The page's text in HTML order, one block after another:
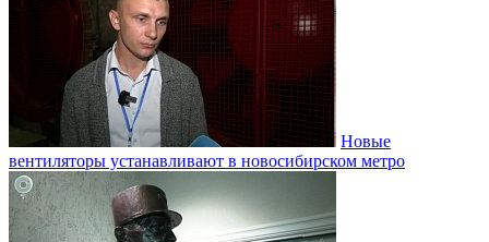
Новые
вентиляторы устанавливают в новосибирском метро